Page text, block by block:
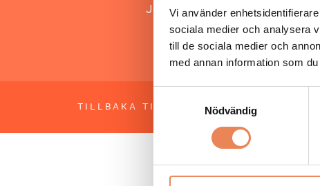
Vi använder
sociala medier och analysera
till de sociala medier och
med annan information som
Nödvändig
Jonas Siljhammar
TILLBAKA TILL TOPPEN OM